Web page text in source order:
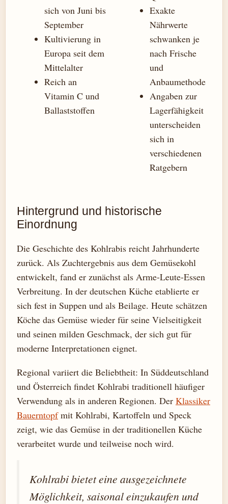
sich von Juni bis
September
Kultivierung in
Europa seit dem
Mittelalter
Reich an
Vitamin C und
Ballaststoffen
Exakte
Nährwerte
schwanken je
nach Frische
und
Anbaumethode
Angaben zur
Lagerfähigkeit
unterscheiden
sich in
verschiedenen
Ratgebern
Hintergrund und historische
Einordnung
Die Geschichte des Kohlrabis reicht Jahrhunderte
zurück. Als Zuchtergebnis aus dem Gemüsekohl
entwickelt, fand er zunächst als Arme-Leute-Essen
Verbreitung. In der deutschen Küche etablierte er
sich fest in Suppen und als Beilage. Heute schätzen
Köche das Gemüse wieder für seine Vielseitigkeit
und seinen milden Geschmack, der sich gut für
moderne Interpretationen eignet.
Regional variiert die Beliebtheit: In Süddeutschland
und Österreich findet Kohlrabi traditionell häufiger
Verwendung als in anderen Regionen. Der Klassiker
Bauerntopfmit Kohlrabi, Kartoffeln und Speck
zeigt, wie das Gemüse in der traditionellen Küche
verarbeitet wurde und teilweise noch wird.
Kohlrabi bietet eine ausgezeichnete
Möglichkeit, saisonal einzukaufen und